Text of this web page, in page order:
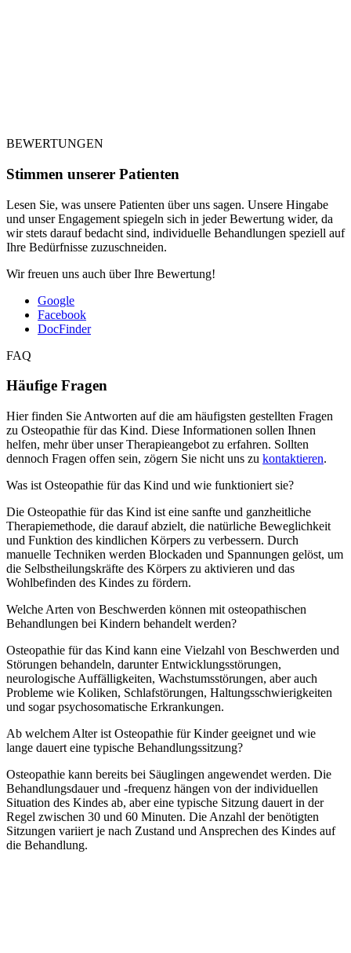
BEWERTUNGEN
Stimmen unserer Patienten
Lesen Sie, was unsere Patienten über uns sagen. Unsere Hingabe
und unser Engagement spiegeln sich in jeder Bewertung wider, da
wir stets darauf bedacht sind, individuelle Behandlungen speziell auf
Ihre Bedürfnisse zuzuschneiden.
Wir freuen uns auch über Ihre Bewertung!
Google
Facebook
DocFinder
FAQ
Häufige Fragen
Hier finden Sie Antworten auf die am häufigsten gestellten Fragen
zu Osteopathie für das Kind. Diese Informationen sollen Ihnen
helfen, mehr über unser Therapieangebot zu erfahren. Sollten
dennoch Fragen offen sein, zögern Sie nicht uns zu kontaktieren.
Was ist Osteopathie für das Kind und wie funktioniert sie?
Die Osteopathie für das Kind ist eine sanfte und ganzheitliche
Therapiemethode, die darauf abzielt, die natürliche Beweglichkeit
und Funktion des kindlichen Körpers zu verbessern. Durch
manuelle Techniken werden Blockaden und Spannungen gelöst, um
die Selbstheilungskräfte des Körpers zu aktivieren und das
Wohlbefinden des Kindes zu fördern.
Welche Arten von Beschwerden können mit osteopathischen
Behandlungen bei Kindern behandelt werden?
Osteopathie für das Kind kann eine Vielzahl von Beschwerden und
Störungen behandeln, darunter Entwicklungsstörungen,
neurologische Auffälligkeiten, Wachstumsstörungen, aber auch
Probleme wie Koliken, Schlafstörungen, Haltungsschwierigkeiten
und sogar psychosomatische Erkrankungen.
Ab welchem Alter ist Osteopathie für Kinder geeignet und wie
lange dauert eine typische Behandlungssitzung?
Osteopathie kann bereits bei Säuglingen angewendet werden. Die
Behandlungsdauer und -frequenz hängen von der individuellen
Situation des Kindes ab, aber eine typische Sitzung dauert in der
Regel zwischen 30 und 60 Minuten. Die Anzahl der benötigten
Sitzungen variiert je nach Zustand und Ansprechen des Kindes auf
die Behandlung.